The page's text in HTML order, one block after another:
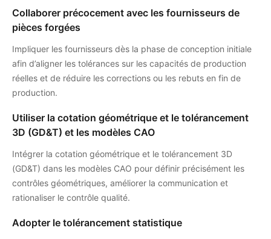
Collaborer précocement avec les fournisseurs de
pièces forgées
Impliquer les fournisseurs dès la phase de conception initiale
afin d’aligner les tolérances sur les capacités de production
réelles et de réduire les corrections ou les rebuts en fin de
production.
Utiliser la cotation géométrique et le tolérancement
3D (GD&T) et les modèles CAO
Intégrer la cotation géométrique et le tolérancement 3D
(GD&T) dans les modèles CAO pour définir précisément les
contrôles géométriques, améliorer la communication et
rationaliser le contrôle qualité.
Adopter le tolérancement statistique